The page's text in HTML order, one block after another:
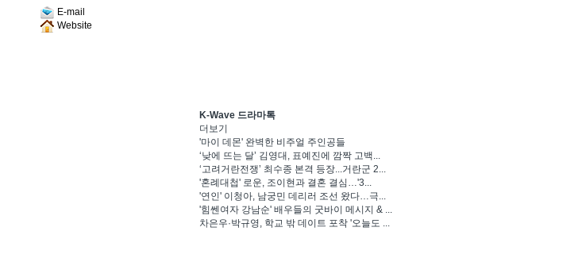
E-mail
Website
K-Wave 드라마톡
더보기
'마이 데몬' 완벽한 비주얼 주인공들
‘낮에 뜨는 달’ 김영대, 표예진에 깜짝 고백...
‘고려거란전쟁’ 최수종 본격 등장...거란군 2...
'혼례대첩' 로운, 조이현과 결혼 결심…'3...
'연인' 이청아, 남궁민 데리러 조선 왔다…극...
'힘쎈여자 강남순' 배우들의 굿바이 메시지 & ...
차은우·박규영, 학교 밖 데이트 포착 '오늘도 ...